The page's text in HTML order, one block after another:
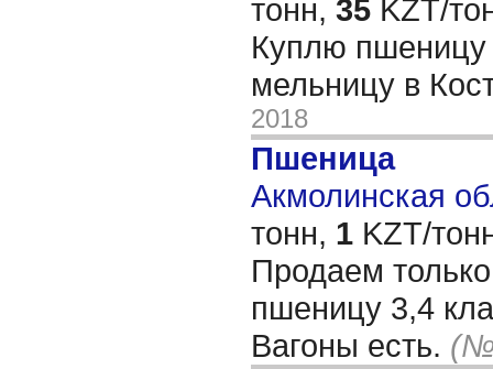
тонн, 35 KZT/
Куплю пшеницу
мельницу в
2018
Пшеница
Акмолинская
тонн, 1 KZT/
Продаем
пшеницу 3,4
Вагоны есть.